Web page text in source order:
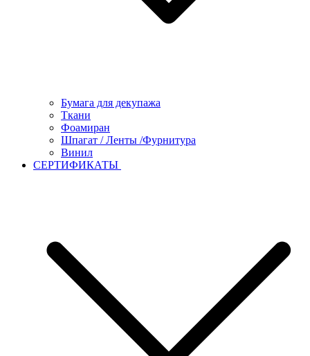
Бумага для декупажа
Ткани
Фоамиран
Шпагат / Ленты /Фурнитура
Винил
СЕРТИФИКАТЫ